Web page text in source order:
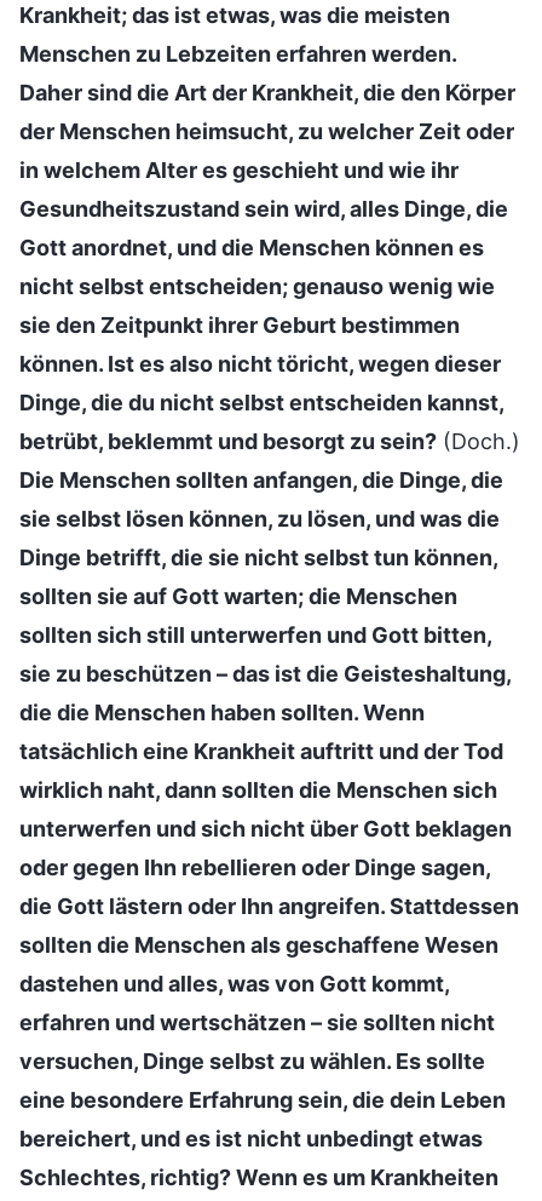
Krankheit; das ist etwas, was die meisten
Menschen zu Lebzeiten erfahren werden.
Daher sind die Art der Krankheit, die den Körper
der Menschen heimsucht, zu welcher Zeit oder
in welchem Alter es geschieht und wie ihr
Gesundheitszustand sein wird, alles Dinge, die
Gott anordnet, und die Menschen können es
nicht selbst entscheiden; genauso wenig wie
sie den Zeitpunkt ihrer Geburt bestimmen
können. Ist es also nicht töricht, wegen dieser
Dinge, die du nicht selbst entscheiden kannst,
betrübt, beklemmt und besorgt zu sein? (Doch.)
Die Menschen sollten anfangen, die Dinge, die
sie selbst lösen können, zu lösen, und was die
Dinge betrifft, die sie nicht selbst tun können,
sollten sie auf Gott warten; die Menschen
sollten sich still unterwerfen und Gott bitten,
sie zu beschützen – das ist die Geisteshaltung,
die die Menschen haben sollten. Wenn
tatsächlich eine Krankheit auftritt und der Tod
wirklich naht, dann sollten die Menschen sich
unterwerfen und sich nicht über Gott beklagen
oder gegen Ihn rebellieren oder Dinge sagen,
die Gott lästern oder Ihn angreifen. Stattdessen
sollten die Menschen als geschaffene Wesen
dastehen und alles, was von Gott kommt,
erfahren und wertschätzen – sie sollten nicht
versuchen, Dinge selbst zu wählen. Es sollte
eine besondere Erfahrung sein, die dein Leben
bereichert, und es ist nicht unbedingt etwas
Schlechtes, richtig? Wenn es um Krankheiten